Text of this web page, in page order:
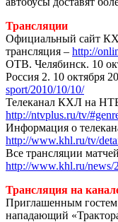
Трансляции
Официальный сайт
трансляция – http://
ОТВ. Челябинск. 10
Россия 2. 10 октября
sport/2010/10/10/
Телеканал КХЛ на
http://ntvplus.ru/tv/
Информация о
http://www.khl.ru/tv/
Все трансляции
http://www.khl.ru/news/
Трансляция на
Приглашенным
нападающий